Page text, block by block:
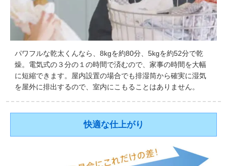
パワフルな乾太くんなら、8kgを約80分、5kgを約52分で乾
燥。電気式の３分の１の時間で済むので、家事の時間を大幅
に短縮できます。屋内設置の場合でも排湿筒から確実に湿気
を屋外に排出するので、室内にこもることはありません。
快適な仕上がり